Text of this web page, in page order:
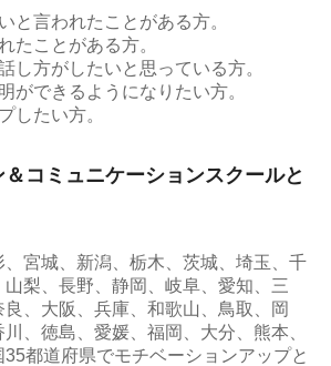
と言われたことがある方。
たことがある方。
し方がしたいと思っている方。
ができるようになりたい方。
したい方。
コミュニケーションスクールと
宮城、新潟、栃木、茨城、埼玉、千
梨、長野、静岡、岐阜、愛知、三
、大阪、兵庫、和歌山、鳥取、岡
、徳島、愛媛、福岡、大分、熊本、
都道府県でモチベーションアップと